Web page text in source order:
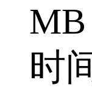
MB
时